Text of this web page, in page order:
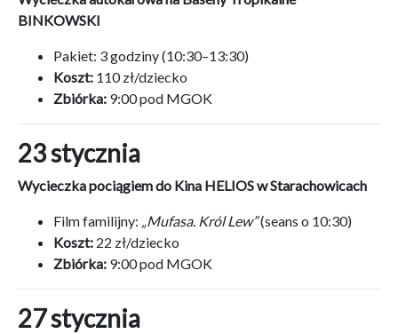
BINKOWSKI
Pakiet: 3 godziny (10:30–13:30)
Koszt: 110 zł/dziecko
Zbiórka: 9:00 pod MGOK
23 stycznia
Wycieczka pociągiem do Kina HELIOS w Starachowicach
Film familijny: „Mufasa. Król Lew”(seans o 10:30)
Koszt: 22 zł/dziecko
Zbiórka: 9:00 pod MGOK
27 stycznia